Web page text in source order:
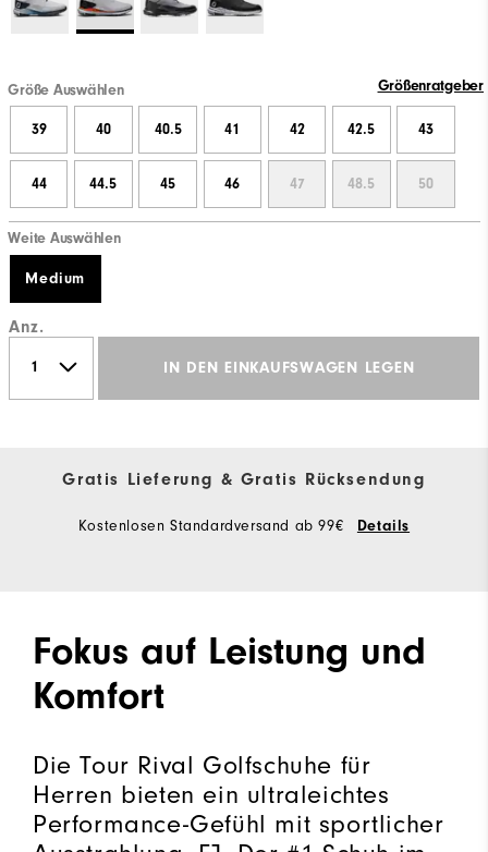
Größe Auswählen Größenratgeber
39 40 40.5 41 42 42.5 43
44 44.5 45 46 47 48.5 50
Weite Auswählen
Medium
Anz.
IN DEN EINKAUFSWAGEN LEGEN
Gratis Lieferung & Gratis Rücksendung
Kostenlosen Standardversand ab 99€ Details
Fokus auf Leistung und
Komfort
Die Tour Rival Golfschuhe für
Herren bieten ein ultraleichtes
Performance-Gefühl mit sportlicher